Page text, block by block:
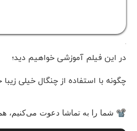
در این فیلم آموزشی خواهیم دید؛
چگونه با استفاده از چنگال خیلی
📽 شما را به تماشا دعوت می‌کنیم،